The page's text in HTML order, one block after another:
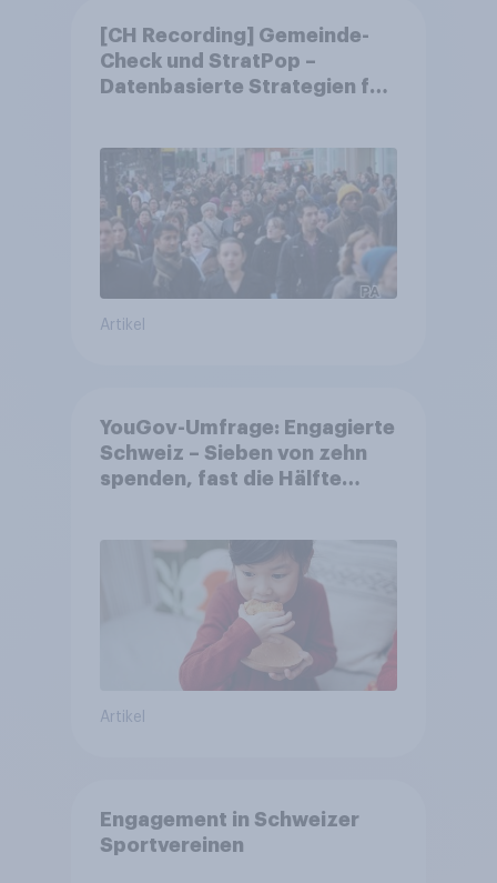
[CH Recording] Gemeinde-
Check und StratPop –
Datenbasierte Strategien für
Artikel
YouGov-Umfrage: Engagierte
Schweiz – Sieben von zehn
spenden, fast die Hälfte
Artikel
Engagement in Schweizer
Sportvereinen